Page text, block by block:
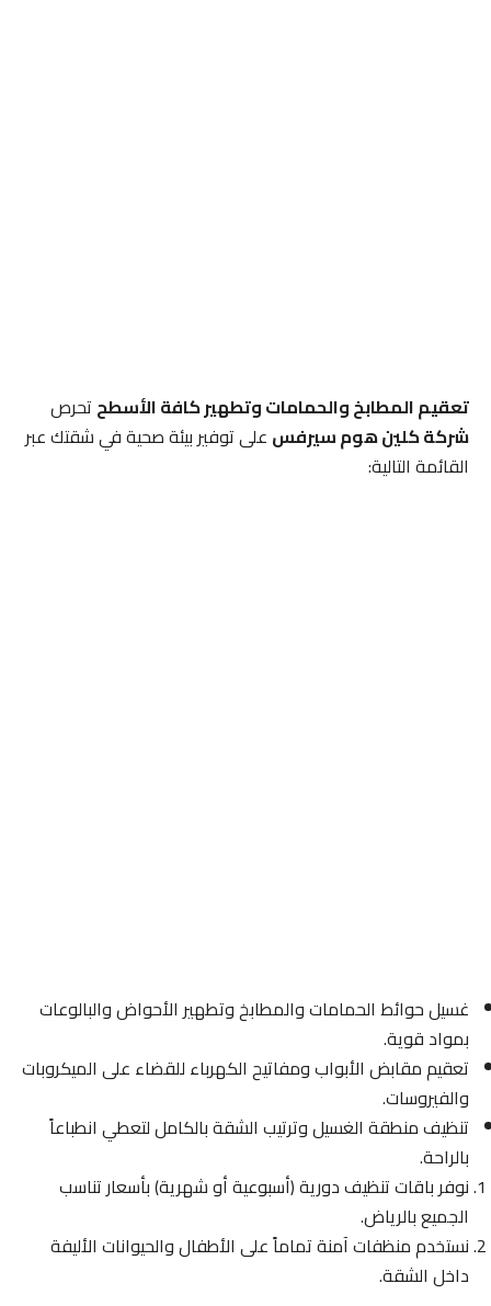
تعقيم المطابخ والحمامات وتطهير كافة الأسطحتحرص
شركة كلين هوم سيرفسعلى توفير بيئة صحية في شقتك عبر
القائمة التالية:
غسيل حوائط الحمامات والمطابخ وتطهير الأحواض والبالوعات
بمواد قوية.
تعقيم مقابض الأبواب ومفاتيح الكهرباء للقضاء على الميكروبات
والفيروسات.
تنظيف منطقة الغسيل وترتيب الشقة بالكامل لتعطي انطباعاً
بالراحة.
نوفر باقات تنظيف دورية (أسبوعية أو شهرية) بأسعار تناسب
الجميع بالرياض.
نستخدم منظفات آمنة تماماً على الأطفال والحيوانات الأليفة
داخل الشقة.